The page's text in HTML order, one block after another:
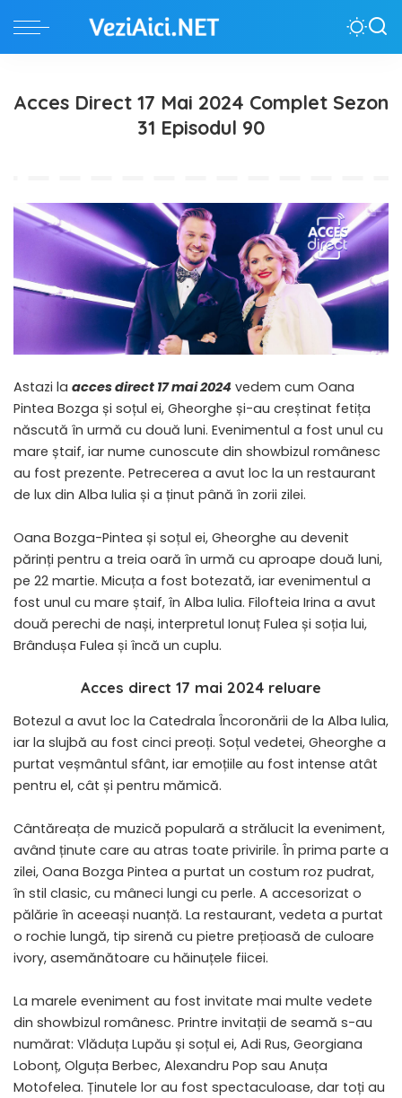
Acces Direct 17 Mai 2024 Complet Sezon
31 Episodul 90
Astazi la acces direct 17 mai 2024 vedem cum Oana
Pintea Bozga și soțul ei, Gheorghe și-au creștinat fetița
născută în urmă cu două luni. Evenimentul a fost unul cu
mare ștaif, iar nume cunoscute din showbizul românesc
au fost prezente. Petrecerea a avut loc la un restaurant
de lux din Alba Iulia și a ținut până în zorii zilei.
Oana Bozga-Pintea și soțul ei, Gheorghe au devenit
părinți pentru a treia oară în urmă cu aproape două luni,
pe 22 martie. Micuța a fost botezată, iar evenimentul a
fost unul cu mare ștaif, în Alba Iulia. Filofteia Irina a avut
două perechi de nași, interpretul Ionuț Fulea și soția lui,
Brândușa Fulea și încă un cuplu.
Acces direct 17 mai 2024 reluare
Botezul a avut loc la Catedrala Încoronării de la Alba Iulia,
iar la slujbă au fost cinci preoți. Soțul vedetei, Gheorghe a
purtat veșmântul sfânt, iar emoțiile au fost intense atât
pentru el, cât și pentru mămică.
Cântăreața de muzică populară a strălucit la eveniment,
având ținute care au atras toate privirile. În prima parte a
zilei, Oana Bozga Pintea a purtat un costum roz pudrat,
în stil clasic, cu mâneci lungi cu perle. A accesorizat o
pălărie în aceeași nuanță. La restaurant, vedeta a purtat
o rochie lungă, tip sirenă cu pietre prețioasă de culoare
ivory, asemănătoare cu hăinuțele fiicei.
La marele eveniment au fost invitate mai multe vedete
din showbizul românesc. Printre invitații de seamă s-au
numărat: Vlăduța Lupău și soțul ei, Adi Rus, Georgiana
Lobonț, Olguța Berbec, Alexandru Pop sau Anuța
Motofelea. Ținutele lor au fost spectaculoase, dar toți au